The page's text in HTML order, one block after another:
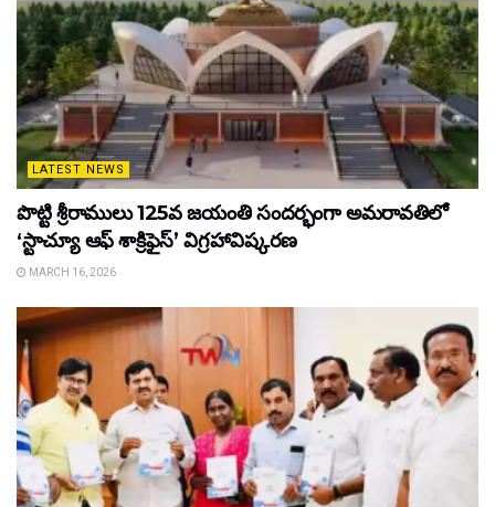
LATEST NEWS
పొట్టి శ్రీరాములు 125వ జయంతి సందర్భంగా అమరావతిలో
‘స్టాచ్యూ ఆఫ్ శాక్రిఫైస్’ విగ్రహావిష్కరణ
MARCH 16, 2026